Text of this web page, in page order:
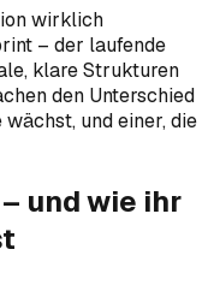
wirklich
– der laufende
klare Strukturen
den Unterschied
und einer, die
und wie ihr